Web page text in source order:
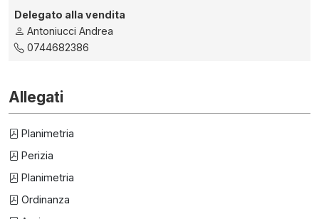
Delegato alla vendita
Antoniucci Andrea
0744682386
Allegati
Planimetria
Perizia
Planimetria
Ordinanza